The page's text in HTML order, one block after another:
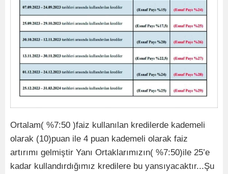
Ortalam( %7:50 )faiz kullanılan kredilerde kademeli
olarak (10)puan ile 4 puan kademeli olarak faiz
artırımı gelmiştir Yanı Ortaklarımızın( %7:50)ile 25’e
kadar kullandırdığımız kredilere bu yansıyacaktır...Şu